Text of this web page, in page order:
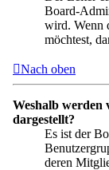
Board-
wird. Wenn
möchtest,
Nach oben
Weshalb werden
dargestellt?
Es ist der
deren